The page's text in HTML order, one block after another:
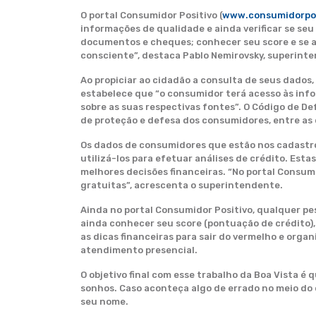
O portal Consumidor Positivo (
informações de qualidade e ainda verificar se
documentos e cheques; conhecer seu score e
consciente”, destaca Pablo Nemirovsky,
Ao propiciar ao cidadão a consulta de seus
estabelece que “o consumidor terá acesso às
sobre as suas respectivas fontes”. O Código de
de proteção e defesa dos consumidores, entre
Os dados de consumidores que estão nos
utilizá-los para efetuar análises de crédito. Estas
melhores decisões financeiras. “No portal
gratuitas”, acrescenta o superintendente.
Ainda no portal Consumidor Positivo, qualquer
ainda conhecer seu score (pontuação de
as dicas financeiras para sair do vermelho e
atendimento presencial.
O objetivo final com esse trabalho da Boa Vista
sonhos. Caso aconteça algo de errado no meio
seu nome.